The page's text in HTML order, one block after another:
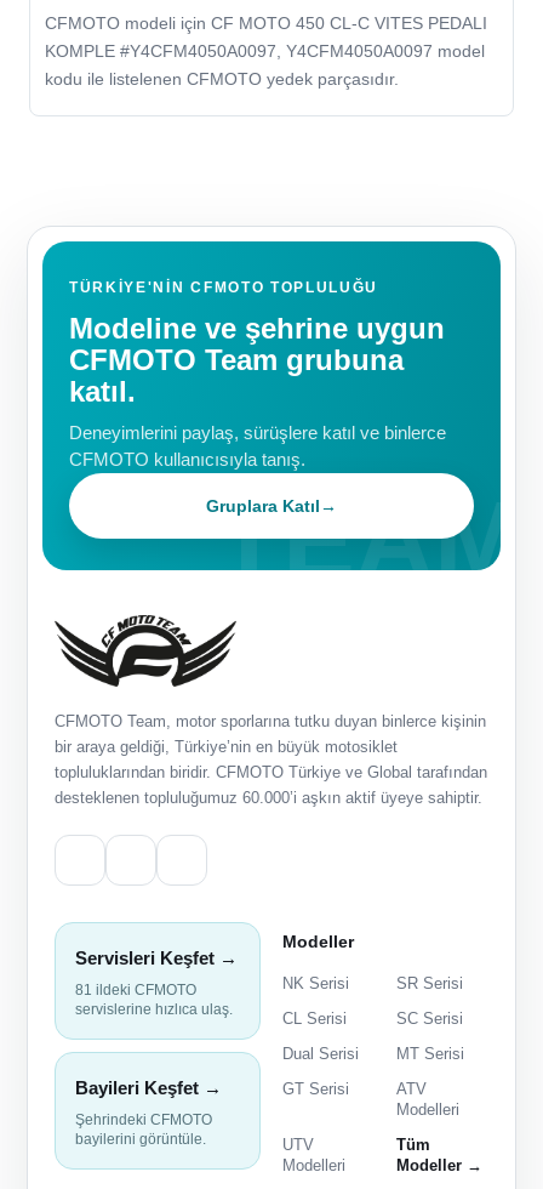
CFMOTO modeli için CF MOTO 450 CL-C VITES PEDALI
KOMPLE #Y4CFM4050A0097, Y4CFM4050A0097 model
kodu ile listelenen CFMOTO yedek parçasıdır.
TÜRKIYE'NIN CFMOTO TOPLULUĞU
Modeline ve şehrine uygun
CFMOTO Team grubuna
katıl.
Deneyimlerini paylaş, sürüşlere katıl ve binlerce
CFMOTO kullanıcısıyla tanış.
Gruplara Katıl→
CFMOTO Team, motor sporlarına tutku duyan binlerce kişinin
bir araya geldiği, Türkiye’nin en büyük motosiklet
topluluklarından biridir. CFMOTO Türkiye ve Global tarafından
desteklenen topluluğumuz 60.000’i aşkın aktif üyeye sahiptir.
Servisleri Keşfet →
81 ildeki CFMOTO
servislerine hızlıca ulaş.
Bayileri Keşfet →
Şehrindeki CFMOTO
bayilerini görüntüle.
Modeller
NK Serisi
SR Serisi
CL Serisi
SC Serisi
Dual Serisi
MT Serisi
GT Serisi
ATV
Modelleri
UTV
Modelleri
Tüm
Modeller →